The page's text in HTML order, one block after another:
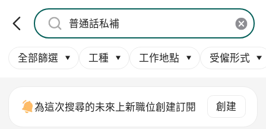
全部篩選 工種 工作地點 受僱形式
為這次搜尋的未來上新職位創建訂閱 創建